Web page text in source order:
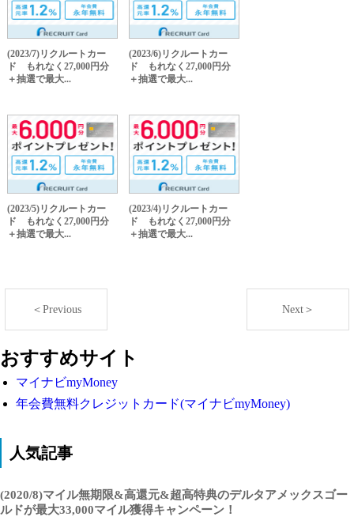
(2023/7)リクルートカー
ド もれなく27,000円分
＋抽選で最大...
(2023/6)リクルートカー
ド もれなく27,000円分
＋抽選で最大...
(2023/5)リクルートカー
ド もれなく27,000円分
＋抽選で最大...
(2023/4)リクルートカー
ド もれなく27,000円分
＋抽選で最大...
＜Previous Next＞
おすすめサイト
マイナビmyMoney
年会費無料クレジットカード(マイナビmyMoney)
人気記事
(2020/8)マイル無期限&高還元&超高特典のデルタアメックスゴー
ルドが最大33,000マイル獲得キャンペーン！